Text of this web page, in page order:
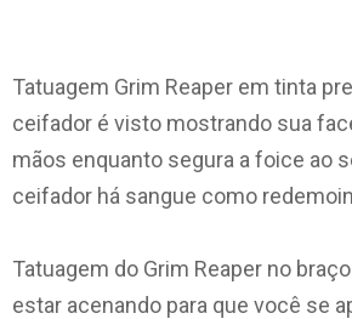
Tatuagem Grim Reaper em tinta
ceifador é visto mostrando sua
mãos enquanto segura a foice ao
ceifador há sangue como
Tatuagem do Grim Reaper no
estar acenando para que você se